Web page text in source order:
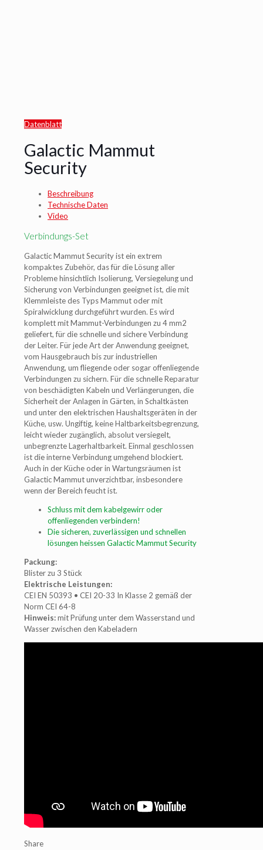
Datenblatt
Galactic Mammut
Security
Beschreibung
Technische Daten
Video
Verbindungs-Set
Galactic Mammut Security ist ein extrem
kompaktes Zubehör, das für die Lösung aller
Probleme hinsichtlich Isolierung, Versiegelung und
Sicherung von Verbindungen geeignet ist, die mit
Klemmleiste des Typs Mammut oder mit
Spiralwicklung durchgeführt wurden. Es wird
komplett mit Mammut-Verbindungen zu 4 mm2
geliefert, für die schnelle und sichere Verbindung
der Leiter. Für jede Art der Anwendung geeignet,
vom Hausgebrauch bis zur industriellen
Anwendung, um fliegende oder sogar offenliegende
Verbindungen zu sichern. Für die schnelle Reparatur
von beschädigten Kabeln und Verlängerungen, die
Sicherheit der Anlagen in Gärten, in Schaltkästen
und unter den elektrischen Haushaltsgeräten in der
Küche, usw. Ungiftig, keine Haltbarkeitsbegrenzung,
leicht wieder zugänglich, absolut versiegelt,
unbegrenzte Lagerhaltbarkeit. Einmal geschlossen
ist die interne Verbindung umgehend blockiert.
Auch in der Küche oder in Wartungsräumen ist
Galactic Mammut unverzichtbar, insbesondere
wenn der Bereich feucht ist.
Schluss mit dem kabelgewirr oder
offenliegenden verbindern!
Die sicheren, zuverlässigen und schnellen
lösungen heissen Galactic Mammut Security
Packung:
Blister zu 3 Stück
Elektrische Leistungen:
CEI EN 50393 • CEI 20-33 In Klasse 2 gemäß der
Norm CEI 64-8
Hinweis:mit Prüfung unter dem Wasserstand und
Wasser zwischen den Kabeladern
Share